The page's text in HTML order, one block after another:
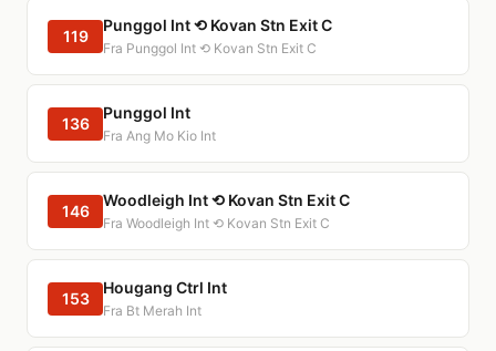
119
Punggol Int ⟲ Kovan Stn Exit C
Fra Punggol Int ⟲ Kovan Stn Exit C
136
Punggol Int
Fra Ang Mo Kio Int
146
Woodleigh Int ⟲ Kovan Stn Exit C
Fra Woodleigh Int ⟲ Kovan Stn Exit C
153
Hougang Ctrl Int
Fra Bt Merah Int